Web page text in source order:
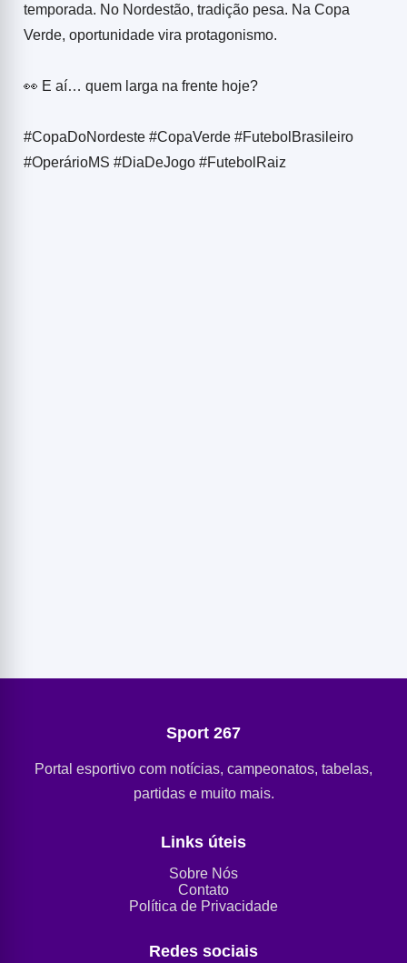
temporada. No Nordestão, tradição pesa. Na Copa
Verde, oportunidade vira protagonismo.
👀 E aí… quem larga na frente hoje?
#CopaDoNordeste #CopaVerde #FutebolBrasileiro
#OperárioMS #DiaDeJogo #FutebolRaiz
Sport 267
Portal esportivo com notícias, campeonatos, tabelas,
partidas e muito mais.
Links úteis
Sobre Nós
Contato
Política de Privacidade
Redes sociais